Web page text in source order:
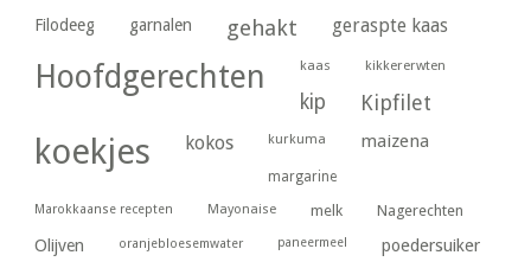
Filodeeg garnalen gehakt geraspte kaas
Hoofdgerechten kaas kikkererwten
kip Kipfilet
koekjes kokos kurkuma maizena
margarine
Marokkaanse recepten Mayonaise melk Nagerechten
Olijven oranjebloesemwater paneermeel poedersuiker